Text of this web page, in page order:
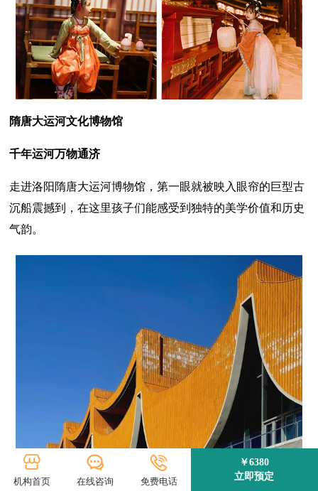
隋唐大运河文化博物馆
千年运河万物通济
走进洛阳隋唐大运河博物馆，第一眼就被映入眼帘的巨型古
沉船震撼到，在这里孩子们能感受到独特的美学价值和历史
气韵。
机构首页 在线咨询 免费电话
￥6380
立即预定